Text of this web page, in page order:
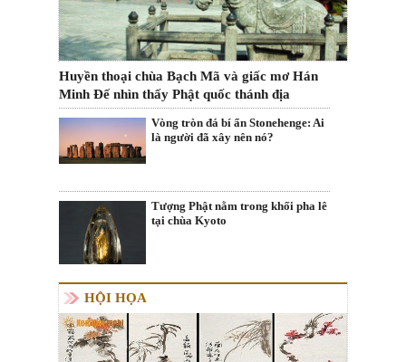
Huyền thoại chùa Bạch Mã và giấc mơ Hán
Minh Đế nhìn thấy Phật quốc thánh địa
Vòng tròn đá bí ẩn Stonehenge: Ai
là người đã xây nên nó?
Tượng Phật nằm trong khối pha lê
tại chùa Kyoto
HỘI HỌA